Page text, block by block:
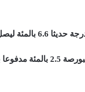
إلى 79.20 ريال.
10 بالمئة.